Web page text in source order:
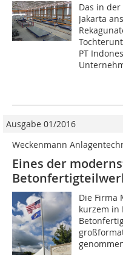
Das in
Jakarta
PT
Ausgabe 01/2016
Weckenmann
Eines der
Die Firma
kurzem in